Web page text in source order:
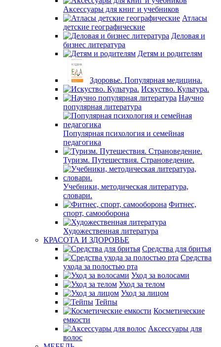
Аксессуары для книг и учебников
Атласы
детские географические
Деловая и
бизнес литература
Детям и родителям
Здоровье. Популярная медицина.
Искуство. Культура.
Научно
популярная литература
Популярная психология и семейная
педагогика
Туризм. Путешествия. Страноведение.
Учебники, методическая литература,
словари.
Фитнес,
спорт, самооборона
Художественная литература
КРАСОТА И ЗДОРОВЬЕ
Средства для бритья
Средства
ухода за полостью рта
Уход за волосами
Уход за телом
Уход за лицом
Тейпы
Косметические
емкости
Аксессуары для
волос